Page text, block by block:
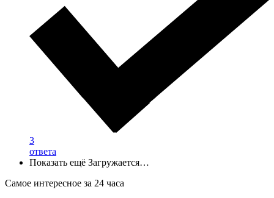
3
ответа
Показать ещё Загружается…
Самое интересное за 24 часа